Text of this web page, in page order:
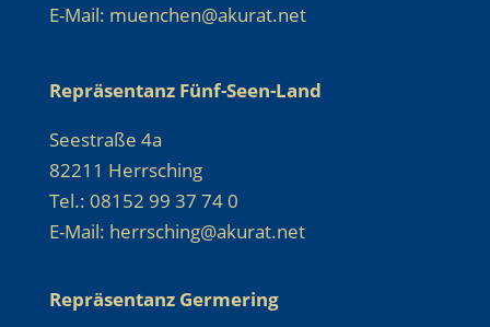
E-Mail: muenchen@akurat.net
Repräsentanz Fünf-Seen-Land
Seestraße 4a
82211 Herrsching
Tel.: 08152 99 37 74 0
E-Mail: herrsching@akurat.net
Repräsentanz Germering